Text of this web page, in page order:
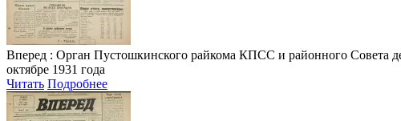
Вперед : Орган Пустошкинского райкома КПСС и районного Совета
октябре 1931 года
Читать Подробнее